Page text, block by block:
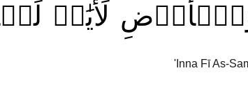
لَأٓيَٰتٖ
'Inna Fī As-